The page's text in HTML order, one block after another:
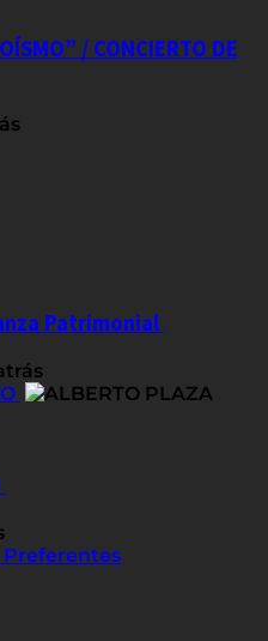
/ CONCIERTO DE
Patrimonial
Preferentes